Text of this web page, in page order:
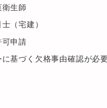
生師
（宅建）
可申請
に基づく欠格事由確認が必